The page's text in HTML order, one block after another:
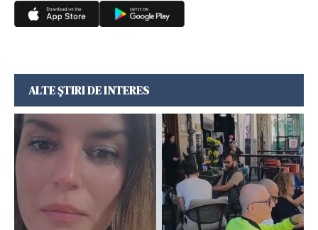
ALTE ȘTIRI DE INTERES